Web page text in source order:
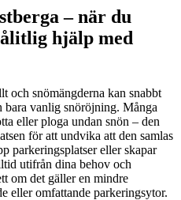
– när du
hjälp med
och snömängderna kan snabbt
bara vanlig snöröjning. Många
eller ploga undan snön – den
för att undvika att den samlas
parkeringsplatser eller skapar
utifrån dina behov och
om det gäller en mindre
eller omfattande parkeringsytor.